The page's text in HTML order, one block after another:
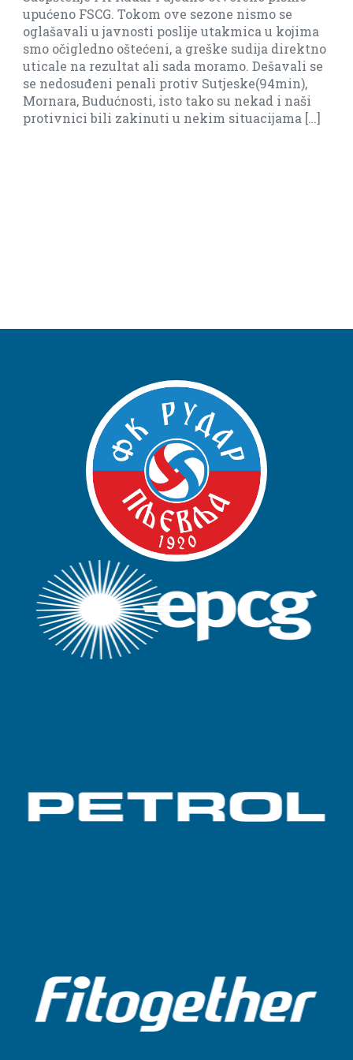
FSCG. Tokom ove sezone nismo se
u javnosti poslije utakmica u kojima
očigledno oštećeni, a greške sudija direktno
na rezultat ali sada moramo. Dešavali se
nedosuđeni penali protiv Sutjeske(94min),
Budućnosti, isto tako su nekad i naši
bili zakinuti u nekim situacijama […]